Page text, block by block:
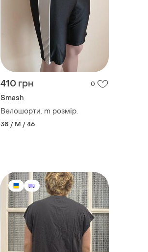
410 грн 0
Smash
Велошорти. m розмір.
38 / M / 46